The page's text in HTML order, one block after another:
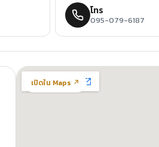
โทร
095-079-6187
เปิดใน Maps ↗